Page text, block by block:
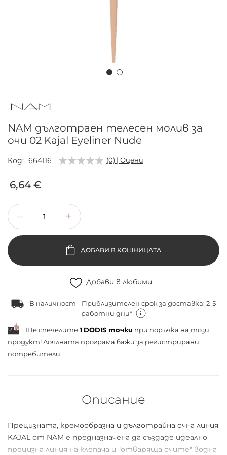
началото
галерия
със
снимки
NAM дълготраен телесен молив за
очи 02 Kajal Eyeliner Nude
Код 664116 (0) | Оцени
6,64 €
ДОБАВИ В КОШНИЦАТА
Добави в любими
В наличност - Приблизителен срок за доставка: 2-5
работни дни*
Ще спечелите1 DODIS точки при поръчка на този
продукт! Лоялната програма важи за регистрирани
потребители.
Описание
Прецизната, кремообразна и дълготрайна очна линия
KAJAL от NAM е предназначена да създаде идеално
прецизна линия на клепача и "отваряща очите" водна